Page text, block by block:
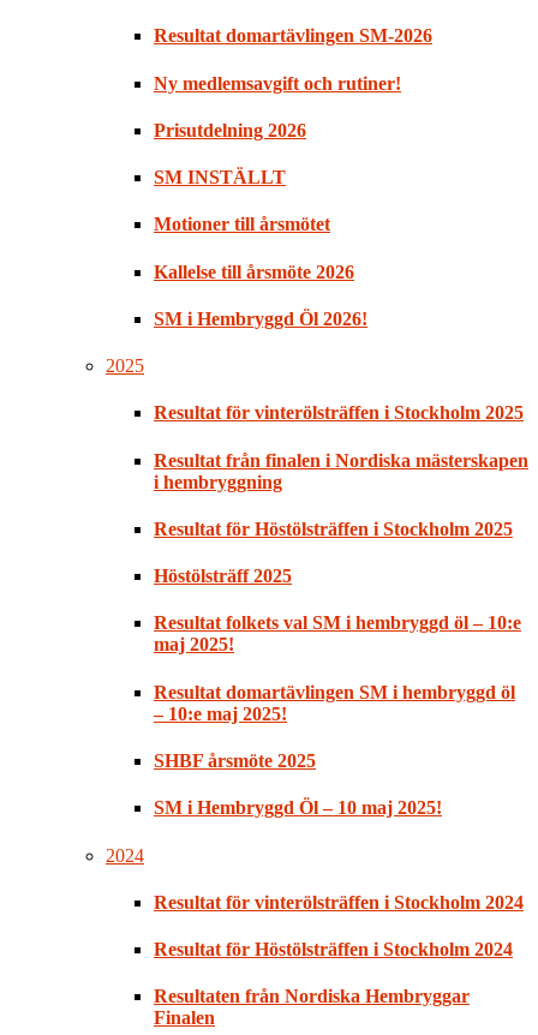
Resultat domartävlingen SM-2026
Ny medlemsavgift och rutiner!
Prisutdelning 2026
SM INSTÄLLT
Motioner till årsmötet
Kallelse till årsmöte 2026
SM i Hembryggd Öl 2026!
2025
Resultat för vinterölsträffen i Stockholm 2025
Resultat från finalen i Nordiska mästerskapen
i hembryggning
Resultat för Höstölsträffen i Stockholm 2025
Höstölsträff 2025
Resultat folkets val SM i hembryggd öl – 10:e
maj 2025!
Resultat domartävlingen SM i hembryggd öl
– 10:e maj 2025!
SHBF årsmöte 2025
SM i Hembryggd Öl – 10 maj 2025!
2024
Resultat för vinterölsträffen i Stockholm 2024
Resultat för Höstölsträffen i Stockholm 2024
Resultaten från Nordiska Hembryggar
Finalen